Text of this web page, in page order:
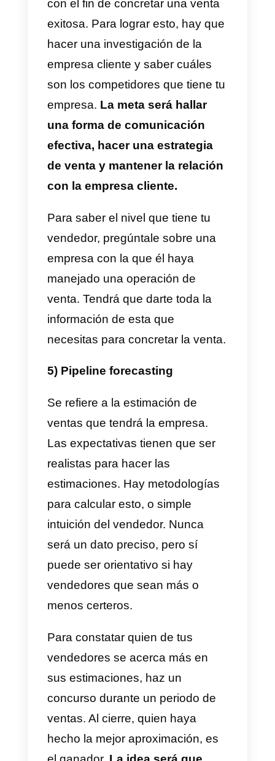
preguntas como si fueras un
comprador con conocimientos
técnicos y ve cómo se
desenvuelve respondiendo por
escrito y hablando.
3) Elevator Pitch en 30 seg, 1
min, 3 min, 10 min…
Un discurso pitch tiene como
objetivo impactar al potencial
cliente en un periodo de entre 45
segundos y 1 minuto. Debe ser
claro, conciso y atrayente. Pero
no siempre es posible pautar un
escenario ideal para el pitch
siempre se dan.
Un vendedor debe ser capaz
adaptarse a toda situación y
tiempo,ya que será el cliente
quien marque la pauta. Pídele
que te venda un producto en
tiempos cronometrados que le
indiques, para constatar que se
adapta a cualquier situación.
4) Planificación Estratégica o
Planning
Esta planificación contempla un